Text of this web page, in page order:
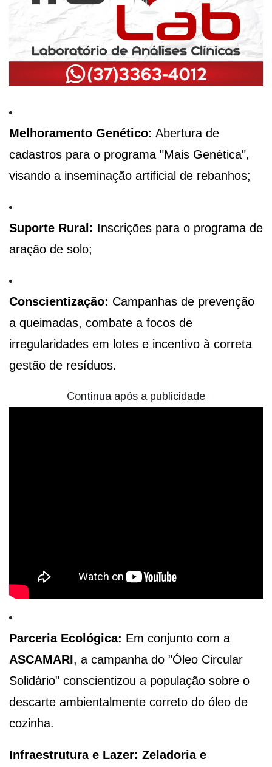
Melhoramento Genético: Abertura de
cadastros para o programa "Mais Genética",
visando a inseminação artificial de rebanhos;
Suporte Rural: Inscrições para o programa de
aração de solo;
Conscientização: Campanhas de prevenção
a queimadas, combate a focos de
irregularidades em lotes e incentivo à correta
gestão de resíduos.
Continua após a publicidade
Parceria Ecológica: Em conjunto com a
ASCAMARI, a campanha do "Óleo Circular
Solidário" conscientizou a população sobre o
descarte ambientalmente correto do óleo de
cozinha.
Infraestrutura e Lazer: Zeladoria e